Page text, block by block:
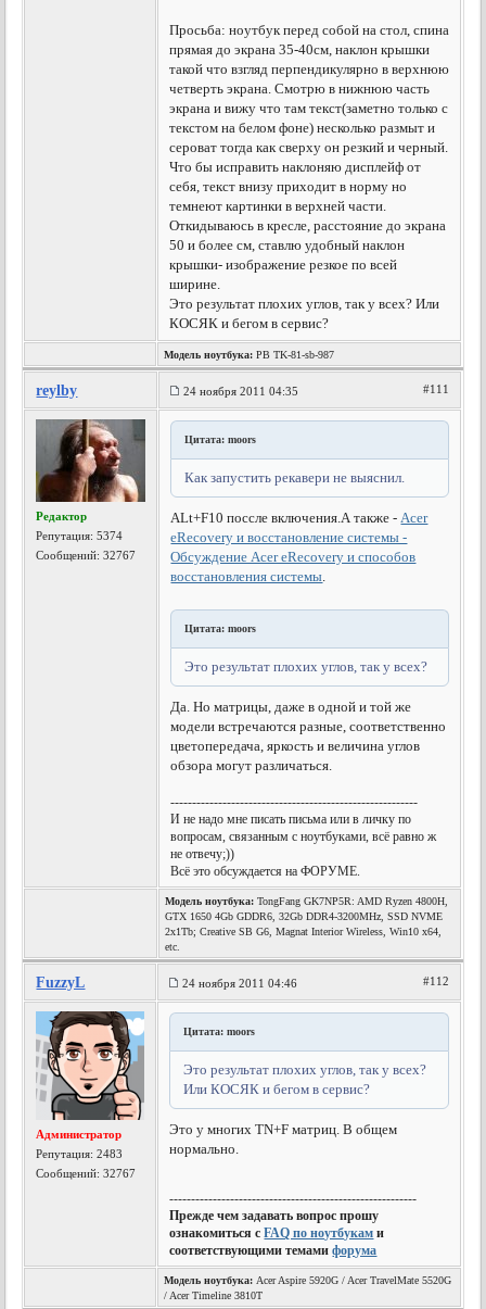
Просьба: ноутбук перед собой на стол, спина
прямая до экрана 35-40см, наклон крышки
такой что взгляд перпендикулярно в верхнюю
четверть экрана. Смотрю в нижнюю часть
экрана и вижу что там текст(заметно только с
текстом на белом фоне) несколько размыт и
сероват тогда как сверху он резкий и черный.
Что бы исправить наклоняю дисплейф от
себя, текст внизу приходит в норму но
темнеют картинки в верхней части.
Откидываюсь в кресле, расстояние до экрана
50 и более см, ставлю удобный наклон
крышки- изображение резкое по всей
ширине.
Это результат плохих углов, так у всех? Или
КОСЯК и бегом в сервис?
Модель ноутбука: PB TK-81-sb-987
reylby 24 ноября 2011 04:35 #111
Редактор
Репутация:5374
Сообщений: 32767
Цитата: moors
Как запустить рекавери не выяснил.
ALt+F10 поссле включения.А также -Acer
eRecovery и восстановление системы -
Обсуждение Acer eRecovery и способов
восстановления системы.
Цитата: moors
Это результат плохих углов, так у всех?
Да. Но матрицы, даже в одной и той же
модели встречаются разные, соответственно
цветопередача, яркость и величина углов
обзора могут различаться.
---------------------------------------------------------
И не надо мне писать письма или в личку по
вопросам, связанным с ноутбуками, всё равно ж
не отвечу;))
Всё это обсуждается на ФОРУМЕ.
Модель ноутбука: TongFang GK7NP5R: AMD Ryzen 4800H,
GTX 1650 4Gb GDDR6, 32Gb DDR4-3200MHz, SSD NVME
2x1Tb; Creative SB G6, Magnat Interior Wireless, Win10 x64,
etc.
FuzzyL 24 ноября 2011 04:46 #112
Администратор
Репутация:2483
Сообщений: 32767
Цитата: moors
Это результат плохих углов, так у всех?
Или КОСЯК и бегом в сервис?
Это у многих TN+F матриц. В общем
нормально.
---------------------------------------------------------
Прежде чем задавать вопрос прошу
ознакомиться сFAQ по ноутбукам и
соответствующими темамифорума
Модель ноутбука: Acer Aspire 5920G / Acer TravelMate 5520G
/ Acer Timeline 3810T